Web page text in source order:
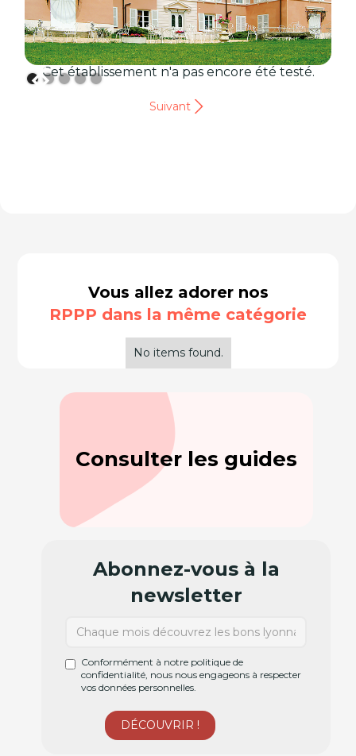
Cet établissement n'a pas encore été testé.
Suivant
Vous allez adorer nos
RPPP dans la même catégorie
No items found.
Consulter les guides
Abonnez-vous à la
newsletter
Conformément à notre politique de
confidentialité, nous nous engageons à respecter
vos données personnelles.